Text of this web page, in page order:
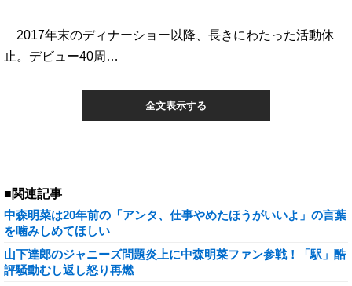
2017年末のディナーショー以降、長きにわたった活動休
止。デビュー40周…
全文表示する
■関連記事
中森明菜は20年前の「アンタ、仕事やめたほうがいいよ」の言葉
を噛みしめてほしい
山下達郎のジャニーズ問題炎上に中森明菜ファン参戦！「駅」酷
評騒動むし返し怒り再燃